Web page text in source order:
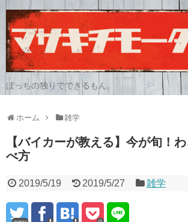
ぼっちの独りでできるもん
ホーム 雑学
【バイカーが教える】今が旬！
べ方
2019/5/19 2019/5/27 雑学